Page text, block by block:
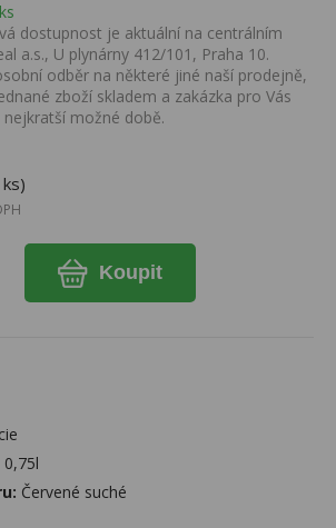
dostupnost je aktuální na centrálním
a.s., U plynárny 412/101, Praha 10.
odběr na některé jiné naší prodejně,
zboží skladem a zakázka pro Vás
možné době.
Koupit
0,75l
Červené suché